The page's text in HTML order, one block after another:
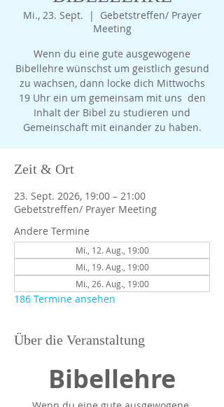
Mi., 23. Sept.
  |
Gebetstreffen/ Prayer
Meeting
Wenn du eine gute ausgewogene
Bibellehre wünschst um geistlich gesund
zu wachsen, dann locke dich Mittwochs
19 Uhr ein um gemeinsam mit uns den
Inhalt der Bibel zu studieren und
Gemeinschaft mit einander zu haben.
Zeit & Ort
23. Sept. 2026, 19:00 – 21:00
Gebetstreffen/ Prayer Meeting
Andere Termine
Mi., 12. Aug., 19:00
Mi., 19. Aug., 19:00
Mi., 26. Aug., 19:00
186 Termine ansehen
Über die Veranstaltung
Bibellehre